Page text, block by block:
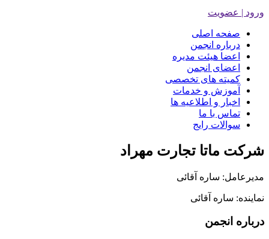
ورود | عضویت
صفحه اصلی
درباره انجمن
اعضا هیئت مدیره
اعضای انجمن
کمیته های تخصصی
آموزش و خدمات
اخبار و اطلاعیه ها
تماس با ما
سوالات رایج
شرکت ماتا تجارت مهراد
مدیرعامل: ساره آقائی
نماینده: ساره آقائی
درباره انجمن